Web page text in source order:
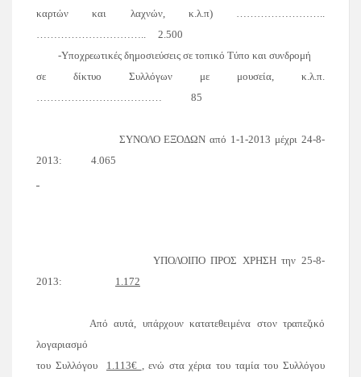
καρτών και λαχνών, κ.λ.π) ……………………..
…………………………..
2.500
-Υποχρεωτικές δημοσιεύσεις σε τοπικό Τύπο και συνδρομή
σε δίκτυο Συλλόγων με μουσεία, κ.λ.π.
………………………………
85
ΣΥΝΟΛΟ ΕΞΟΔΩΝ από 1-1-2013 μέχρι24-8-
2013: 4.065
ΥΠΟΛΟΙΠΟ ΠΡΟΣ ΧΡΗΣΗτην25-8-
2013:
1.172
Από αυτά, υπάρχουν κατατεθειμένα στον τραπεζικό
λογαριασμό
του Συλλόγου
1.113€ , ενώ στα χέρια του ταμία του Συλλόγου